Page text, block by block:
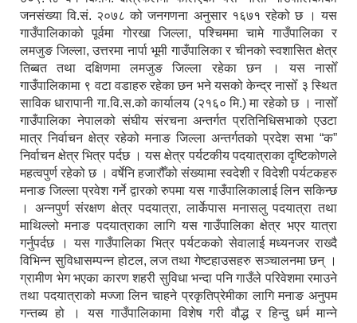
जनसंख्या वि.सं. २०७८ को जनगणना अनुसार १६७१ रहेको छ । यस
गाउँपालिकाको पूर्वमा गोरखा जिल्ला, पश्चिममा चामे गाउँपालिका र
लमजुङ जिल्ला, उत्तरमा नार्पा भूमी गाउँपालिका र चीनको स्वशासित क्षेत्र
तिब्बत तथा दक्षिणमा लमजुङ जिल्ला रहेका छन । यस नासोँ
गाउँपालिकामा ९ वटा वडाहरु रहेका छन भने यसको केन्द्र नासोँ ३ स्थित
साविक धारापानी गा.वि.स.को कार्यालय (२१६० मि.) मा रहेको छ । नासोँ
गाउँपालिका नेपालको संघीय संरचना अन्तर्गत प्रतिनिधिसभाको एउटा
मात्र निर्वाचन क्षेत्र रहेको मनाङ जिल्ला अन्तर्गतको प्रदेश सभा “क”
निर्वाचन क्षेत्र भित्र पर्दछ । यस क्षेत्र पर्यटकीय पदयात्राका दृष्टिकोणले
महत्वपुर्ण रहेको छ । वर्षेनि हजारौँको संख्यामा स्वदेशी र विदेशी पर्यटकहरु
मनाङ जिल्ला प्रवेश गर्ने द्वारको रुपमा यस गाउँपालिकालाई लिन सकिन्छ
। अन्नपुर्ण संरक्षण क्षेत्र पदयात्रा, लार्केपास मनासलु पदयात्रा तथा
माथिल्लो मनाङ पदयात्राका लागि यस गाउँपालिका क्षेत्र भएर यात्रा
गर्नुपर्दछ । यस गाउँपालिका भित्र पर्यटकको सेवालाई मध्यनजर राख्दै
विभिन्न सुविधासम्पन्न होटल, लज तथा गेष्टहाउसहरु सञ्चालनमा छन् ।
ग्रामीण भेग भएका कारण शहरी सुविधा भन्दा पनि गाउँले परिवेशमा रमाउने
तथा पदयात्राको मज्जा लिन चाहने प्रकृतिप्रेमीका लागि मनाङ अनुपम
गन्तब्य हो । यस गाउँपालिकामा विशेष गरी वौद्ध र हिन्दु धर्म मान्ने